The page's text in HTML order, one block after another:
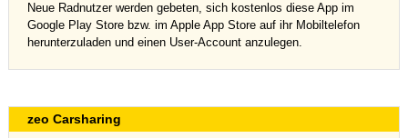
Neue Radnutzer werden gebeten, sich kostenlos diese App im
Google Play Store bzw. im Apple App Store auf ihr Mobiltelefon
herunterzuladen und einen User-Account anzulegen.
zeo Carsharing